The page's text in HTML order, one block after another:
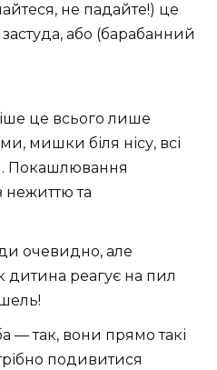
не падайте!) це
або (барабанний
це всього лише
мишки біля нісу, всі
Покашлювання
нежиттю та
очевидно, але
дитина реагує на пил
— так, вони прямо такі
подивитися